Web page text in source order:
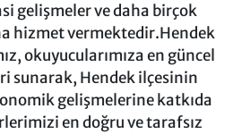
gelişmeler ve daha birçok
hizmet vermektedir.Hendek
okuyucularımıza en güncel
sunarak, Hendek ilçesinin
gelişmelerine katkıda
en doğru ve tarafsız